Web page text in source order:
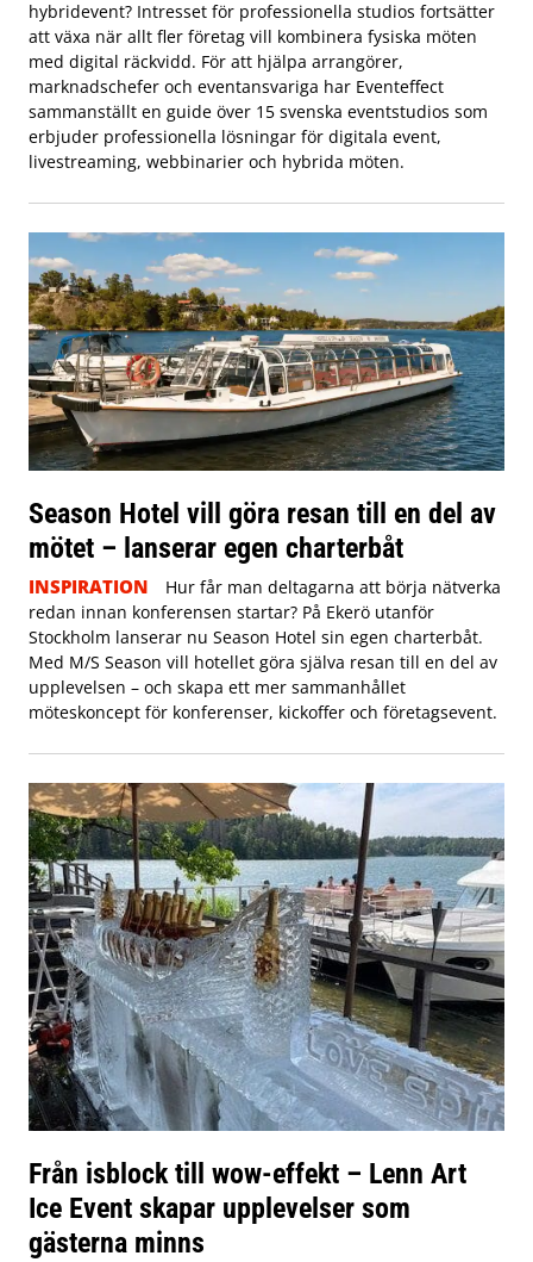
hybridevent? Intresset för professionella studios fortsätter
att växa när allt fler företag vill kombinera fysiska möten
med digital räckvidd. För att hjälpa arrangörer,
marknadschefer och eventansvariga har Eventeffect
sammanställt en guide över 15 svenska eventstudios som
erbjuder professionella lösningar för digitala event,
livestreaming, webbinarier och hybrida möten.
Season Hotel vill göra resan till en del av
mötet – lanserar egen charterbåt
INSPIRATION
Hur får man deltagarna att börja nätverka
redan innan konferensen startar? På Ekerö utanför
Stockholm lanserar nu Season Hotel sin egen charterbåt.
Med M/S Season vill hotellet göra själva resan till en del av
upplevelsen – och skapa ett mer sammanhållet
möteskoncept för konferenser, kickoffer och företagsevent.
Från isblock till wow-effekt – Lenn Art
Ice Event skapar upplevelser som
gästerna minns